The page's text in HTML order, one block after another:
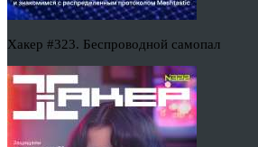
Хакер #323. Беспроводной самопал